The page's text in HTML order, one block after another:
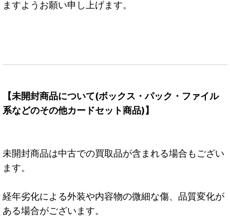
ますようお願い申し上げます。
【未開封商品について(ボックス・パック・ファイル
系などのその他カードセット商品)】
未開封商品は中古での買取品が含まれる場合もござい
ます。
経年劣化による外装や内容物の微細な傷、品質変化が
ある場合がございます。